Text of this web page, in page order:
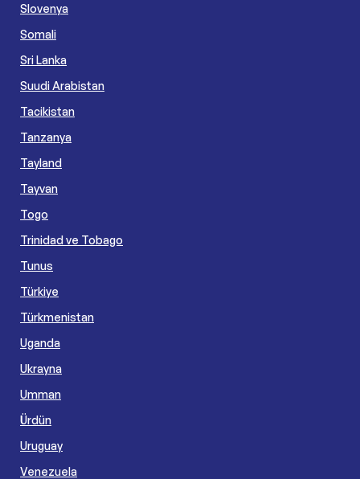
Slovenya
Somali
Sri Lanka
Suudi Arabistan
Tacikistan
Tanzanya
Tayland
Tayvan
Togo
Trinidad ve Tobago
Tunus
Türkiye
Türkmenistan
Uganda
Ukrayna
Umman
Ürdün
Uruguay
Venezuela